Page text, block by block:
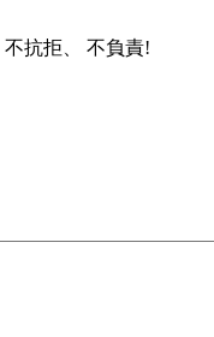
抗拒、 不負責!